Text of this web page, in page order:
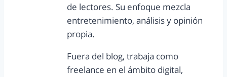
de lectores. Su enfoque mezcla
entretenimiento, análisis y opinión
propia.
Fuera del blog, trabaja como
freelance en el ámbito digital,